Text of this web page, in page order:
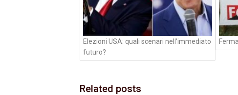
Elezioni USA: quali scenari nell’immediato
futuro?
Related posts